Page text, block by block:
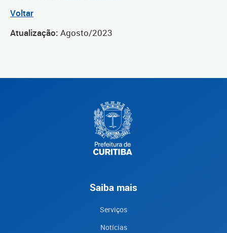
Voltar
Atualização: Agosto/2023
Saiba mais
Serviços
Notícias